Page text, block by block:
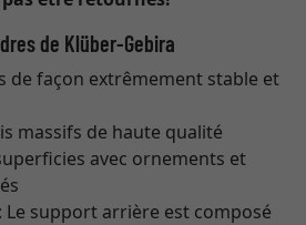
de Klüber-Gebira
de façon extrêmement stable et
massifs de haute qualité
avec ornements et
support arrière est composé